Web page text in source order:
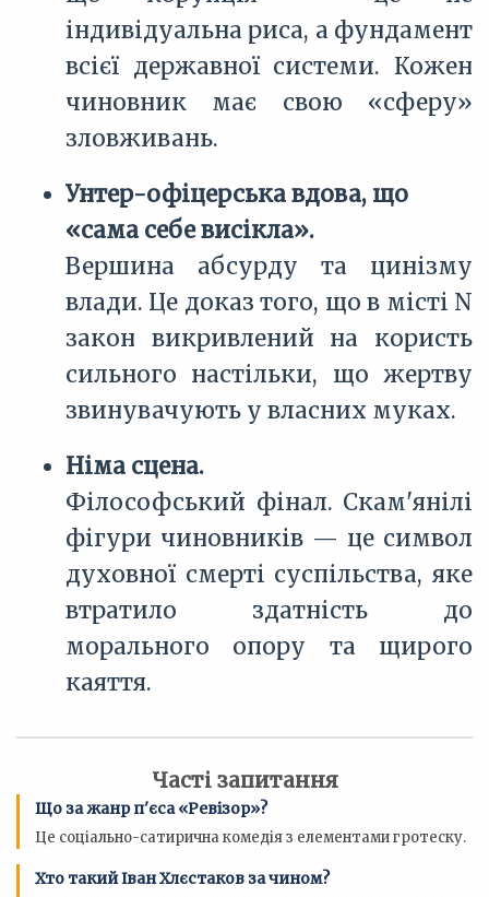
індивідуальна риса, а фундамент
всієї державної системи. Кожен
чиновник має свою «сферу»
зловживань.
Унтер-офіцерська вдова, що
«сама себе висікла».
Вершина абсурду та цинізму
влади. Це доказ того, що в місті N
закон викривлений на користь
сильного настільки, що жертву
звинувачують у власних муках.
Німа сцена.
Філософський фінал. Скам'янілі
фігури чиновників — це символ
духовної смерті суспільства, яке
втратило здатність до
морального опору та щирого
каяття.
Часті запитання
Що за жанр п'єса «Ревізор»?
Це соціально-сатирична комедія з елементами гротеску.
Хто такий Іван Хлєстаков за чином?